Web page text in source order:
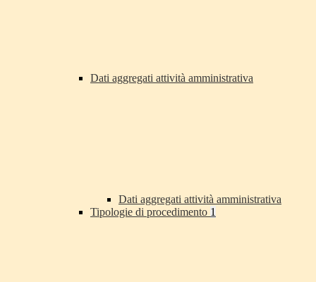
Dati aggregati attività amministrativa
Dati aggregati attività amministrativa
Tipologie di procedimento 1